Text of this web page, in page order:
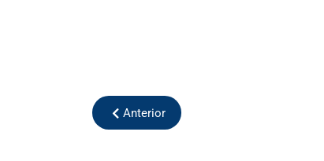
Anterior